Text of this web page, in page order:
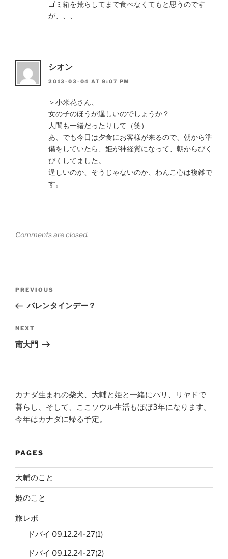
ゴミ箱を荒らしてまで食べなくてもと思うのです
が、、、
シオン
2013-03-04 AT 9:07 PM
＞小米花さん、
女の子のほうが逞しいのでしょうか？
人間も一緒だったりして（笑）
あ、でも今日は夕食にお客様が来るので、朝から準
備をしていたら、姫が神経質になって、朝からびく
びくしてました。
逞しいのか、そうじゃないのか、わんこ心は複雑で
す。
Comments are closed.
Previous
Post
PREVIOUS
バレンタインデー？
Next
Post
NEXT
南大門
カナダ生まれの柴犬、大輔と姫と一緒にパリ、リヤドで
暮らし、そして、ここソウル生活もほぼ3年になります。
今年はカナダに帰る予定。
PAGES
大輔のこと
姫のこと
旅レポ
ドバイ 09.12.24-27(1)
ドバイ 09.12.24-27(2)